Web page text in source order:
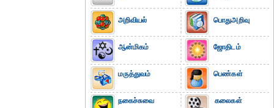
அறிவியல்
ஆன்மிகம்
மருத்துவம்
நகைச்சுவை
பொதுஅறிவு
ஜோதிடம்
பெண்கள்
கலைகள்